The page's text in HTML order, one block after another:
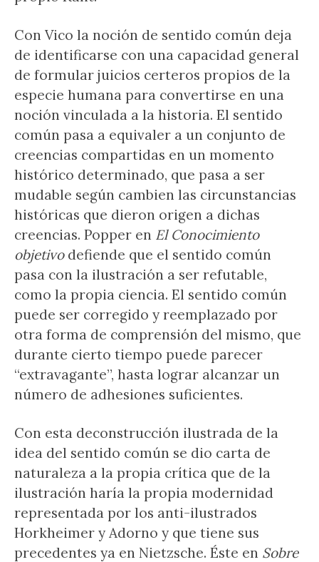
Con Vico la noción de sentido común deja
de identificarse con una capacidad general
de formular juicios certeros propios de la
especie humana para convertirse en una
noción vinculada a la historia. El sentido
común pasa a equivaler a un conjunto de
creencias compartidas en un momento
histórico determinado, que pasa a ser
mudable según cambien las circunstancias
históricas que dieron origen a dichas
creencias. Popper en El Conocimiento
objetivo defiende que el sentido común
pasa con la ilustración a ser refutable,
como la propia ciencia. El sentido común
puede ser corregido y reemplazado por
otra forma de comprensión del mismo, que
durante cierto tiempo puede parecer
“extravagante”, hasta lograr alcanzar un
número de adhesiones suficientes.
Con esta deconstrucción ilustrada de la
idea del sentido común se dio carta de
naturaleza a la propia crítica que de la
ilustración haría la propia modernidad
representada por los anti-ilustrados
Horkheimer y Adorno y que tiene sus
precedentes ya en Nietzsche. Éste en Sobre